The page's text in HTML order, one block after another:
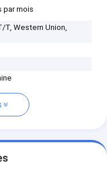
par mois
T, Western Union,